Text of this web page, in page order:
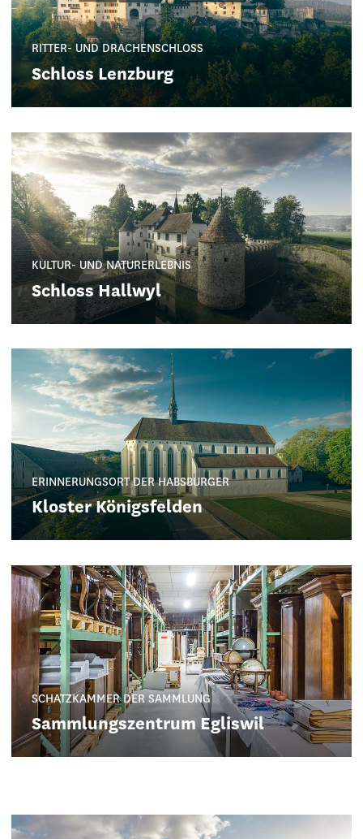
RITTER- UND DRACHENSCHLOSS
Schloss Lenzburg
KULTUR- UND NATURERLEBNIS
Schloss Hallwyl
ERINNERUNGSORT DER HABSBURGER
Kloster Königsfelden
SCHATZKAMMER DER SAMMLUNG
Sammlungszentrum Egliswil
GLAUBE, MACHT, WISSEN
Klosterhalbinsel Wettingen